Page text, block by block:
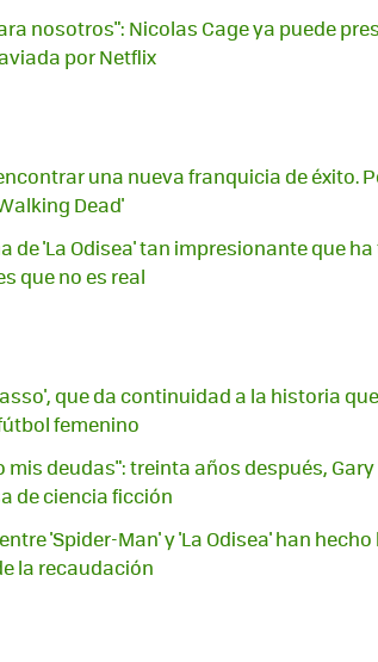
nosotros": Nicolas Cage ya puede
por Netflix
una nueva franquicia de éxito.
Dead'
de 'La Odisea' tan impresionante que
que no es real
que da continuidad a la historia
femenino
mis deudas": treinta años después,
de ciencia ficción
'Spider-Man' y 'La Odisea' han
la recaudación